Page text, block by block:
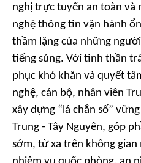
nghị trực tuyến an toàn và
nghệ thông tin vận hành
thầm lặng của những
tiếng súng. Với tinh thần
phục khó khăn và quyết
nghệ, cán bộ, nhân viên
xây dựng “lá chắn số”
Trung - Tây Nguyên, góp
sớm, từ xa trên không gian